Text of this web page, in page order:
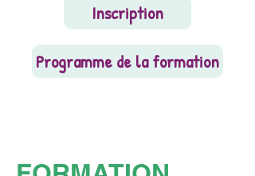
Inscription
Programme de la formation